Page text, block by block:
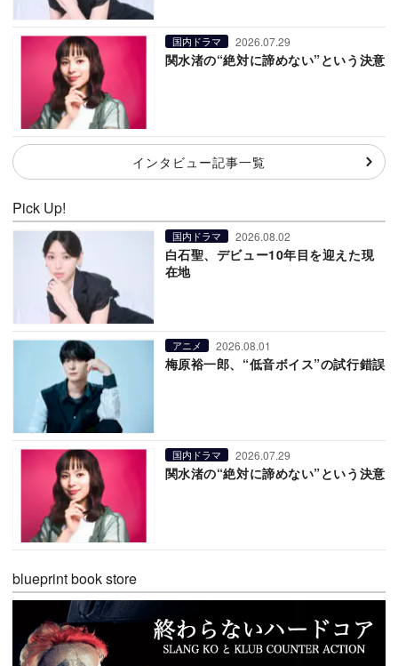
国内ドラマ 2026.07.29
関水渚の“絶対に諦めない”という決意
インタビュー記事一覧
Pick Up!
国内ドラマ 2026.08.02
白石聖、デビュー10年目を迎えた現
在地
アニメ 2026.08.01
梅原裕一郎、“低音ボイス”の試行錯誤
国内ドラマ 2026.07.29
関水渚の“絶対に諦めない”という決意
blueprint book store